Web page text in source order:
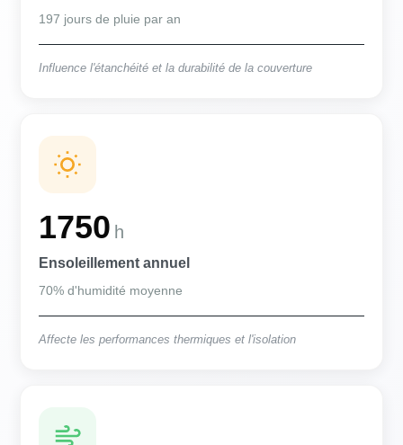
197 jours de pluie par an
Influence l'étanchéité et la durabilité de la couverture
1750 h
Ensoleillement annuel
70% d'humidité moyenne
Affecte les performances thermiques et l'isolation